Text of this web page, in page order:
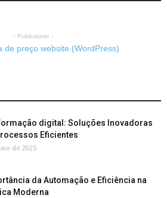
- Publicidade -
digital: Soluções Inovadoras
Eficientes
de 2025
da Automação e Eficiência na
Moderna